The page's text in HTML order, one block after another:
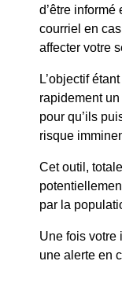
172/2024 : Sté
d’être
courriel en
affecter votre
L’objectif
rapidement
pour qu’ils
risque
Cet outil,
par la
Une fois votre
une alerte en